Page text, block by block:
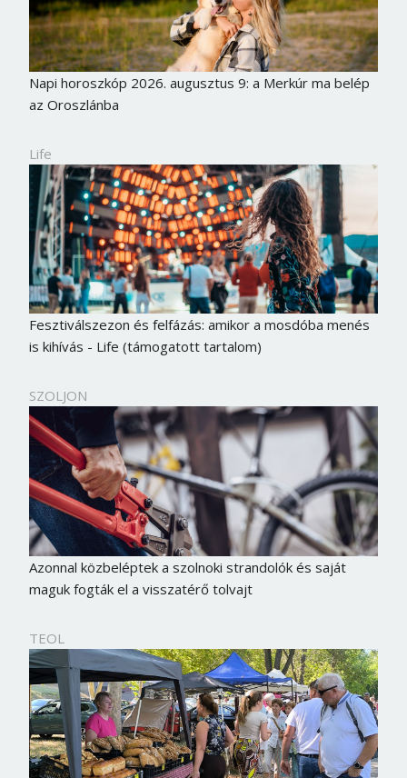
Napi horoszkóp 2026. augusztus 9: a Merkúr ma belép
az Oroszlánba
Life
Fesztiválszezon és felfázás: amikor a mosdóba menés
is kihívás - Life (támogatott tartalom)
SZOLJON
Azonnal közbeléptek a szolnoki strandolók és saját
maguk fogták el a visszatérő tolvajt
TEOL
Jelszó
Bejelentkezés